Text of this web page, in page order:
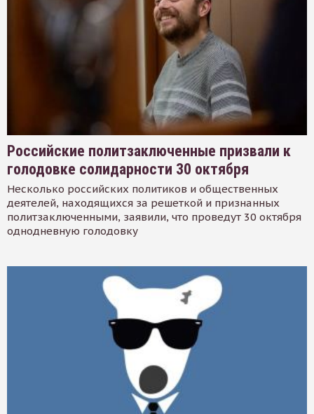
Российские политзаключенные призвали к
голодовке солидарности 30 октября
Несколько российских политиков и общественных
деятелей, находящихся за решеткой и признанных
политзаключенными, заявили, что проведут 30 октября
однодневную голодовку